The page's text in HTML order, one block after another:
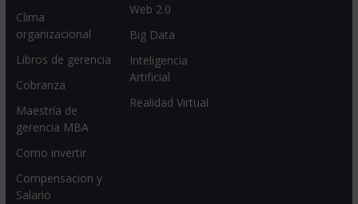
Clima
organizacional
Libros de gerencia
Cobranza
Maestría de
gerencia MBA
Como invertir
Compensacion y
Salario
Web 2.0
Big Data
Inteligencia
Artificial
Realidad Virtual